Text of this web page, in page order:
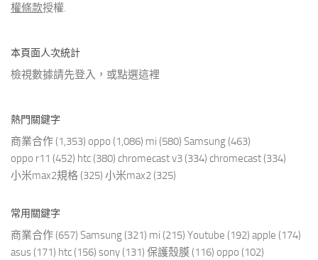
權條款授權.
本頁面人次統計
檢視數據請先登入，或點選這裡
熱門關鍵字
商業合作 (1,353) oppo (1,086) mi (580) Samsung (463)
oppo r11 (452) htc (380) chromecast v3 (334) chromecast (334)
小米max2規格 (325) 小米max2 (325)
常用關鍵字
商業合作 (657) Samsung (321) mi (215) Youtube (192) apple (174)
asus (171) htc (156) sony (131) 保護殼膜 (116) oppo (102)